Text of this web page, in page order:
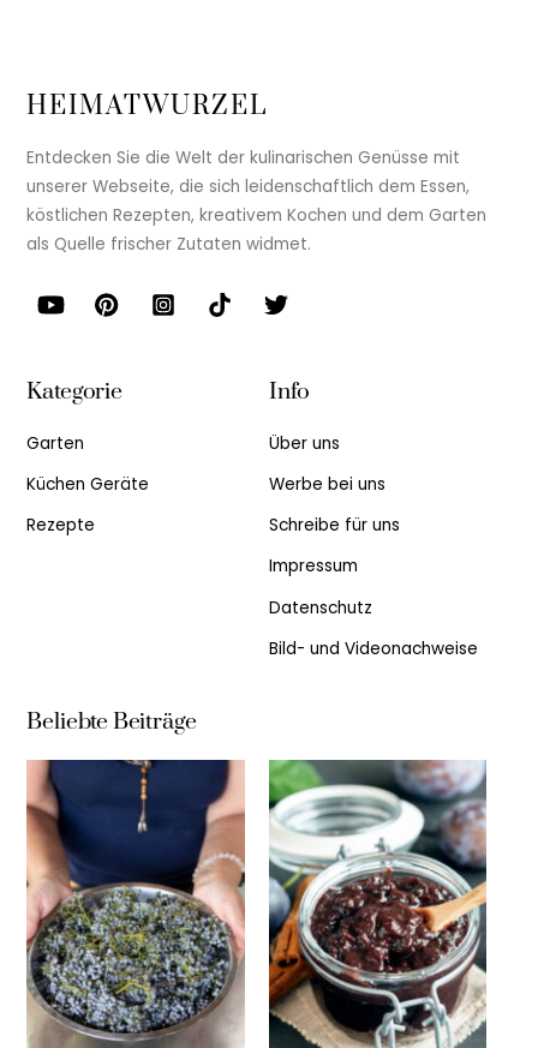
HEIMATWURZEL
Entdecken Sie die Welt der kulinarischen Genüsse mit
unserer Webseite, die sich leidenschaftlich dem Essen,
köstlichen Rezepten, kreativem Kochen und dem Garten
als Quelle frischer Zutaten widmet.
Kategorie
Garten
Küchen Geräte
Rezepte
Info
Über uns
Werbe bei uns
Schreibe für uns
Impressum
Datenschutz
Bild- und Videonachweise
Beliebte Beiträge